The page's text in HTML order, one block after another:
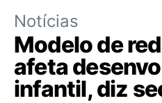
Notícias
Modelo de
afeta
infantil, diz